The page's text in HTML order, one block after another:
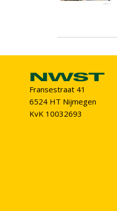
Fransestraat 41
6524 HT Nijmegen
KvK 10032693